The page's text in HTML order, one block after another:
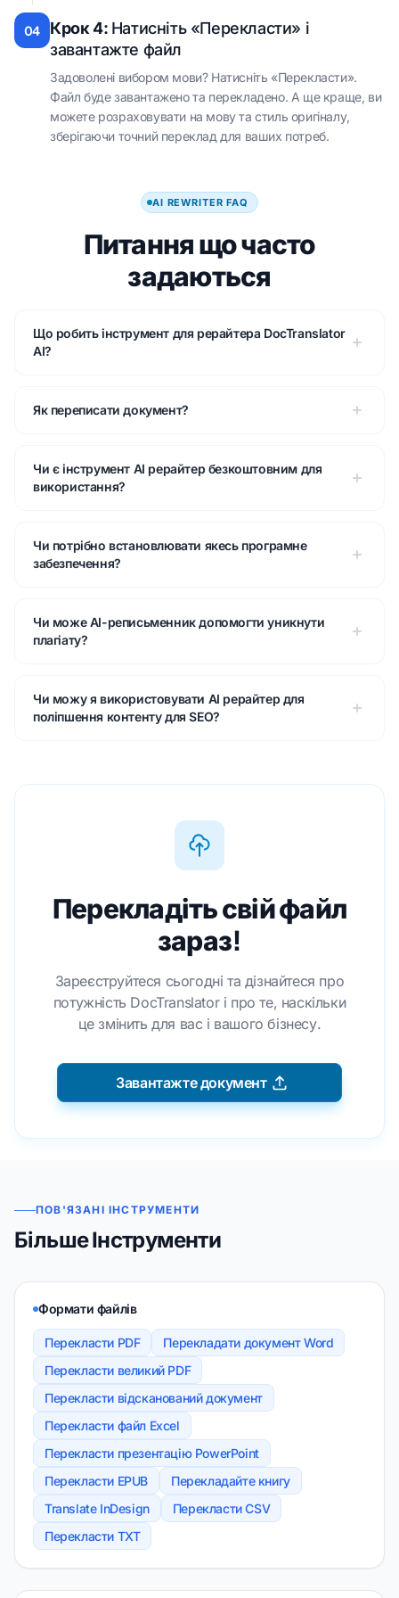
04 Крок 4: Натисніть «Перекласти» і
завантажте файл
Задоволені вибором мови? Натисніть «Перекласти».
Файл буде завантажено та перекладено. А ще краще, ви
можете розраховувати на мову та стиль оригіналу,
зберігаючи точний переклад для ваших потреб.
AI REWRITER FAQ
Питання що часто
задаються
Що робить інструмент для рерайтера DocTranslator
AI?
Як переписати документ?
Чи є інструмент AI рерайтер безкоштовним для
використання?
Чи потрібно встановлювати якесь програмне
забезпечення?
Чи може AI-реписьменник допомогти уникнути
плагіату?
Чи можу я використовувати AI рерайтер для
поліпшення контенту для SEO?
Перекладіть свій файл
зараз!
Зареєструйтеся сьогодні та дізнайтеся про
потужність DocTranslator і про те, наскільки
це змінить для вас і вашого бізнесу.
Завантажте документ
ПОВ'ЯЗАНІ ІНСТРУМЕНТИ
Більше Інструменти
Формати файлів
Перекласти PDF
Перекладати документ Word
Перекласти великий PDF
Перекласти відсканований документ
Перекласти файл Excel
Перекласти презентацію PowerPoint
Перекласти EPUB
Перекладайте книгу
Translate InDesign
Перекласти CSV
Перекласти TXT